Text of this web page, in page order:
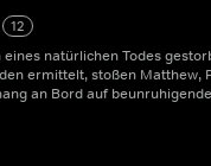
12
natürlichen Todes
ermittelt, stoßen Matthew,
an Bord auf